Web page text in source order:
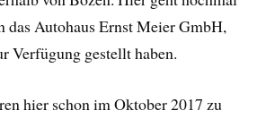
das Autohaus Ernst Meier GmbH,
Verfügung gestellt haben.
hier schon im Oktober 2017 zu